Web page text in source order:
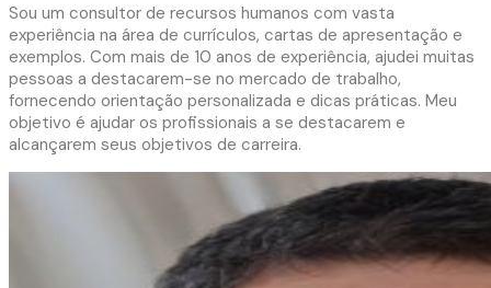
Sou um consultor de recursos humanos com vasta
experiência na área de currículos, cartas de apresentação e
exemplos. Com mais de 10 anos de experiência, ajudei muitas
pessoas a destacarem-se no mercado de trabalho,
fornecendo orientação personalizada e dicas práticas. Meu
objetivo é ajudar os profissionais a se destacarem e
alcançarem seus objetivos de carreira.